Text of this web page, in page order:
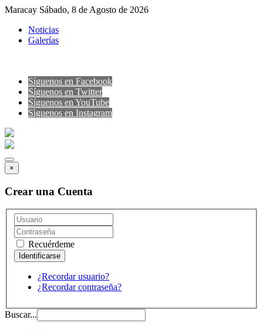
Maracay Sábado, 8 de Agosto de 2026
Noticias
Galerías
Síguenos en Facebook
Síguenos en Twitter
Síguenos en YouTube
Sìguenos en Instagram
×
Crear una Cuenta
Recuérdeme
¿Recordar usuario?
¿Recordar contraseña?
Buscar...